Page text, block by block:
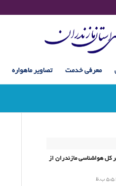
معرفی خدمت تصاویر ماهواره
کل هواشناسی مازندران از